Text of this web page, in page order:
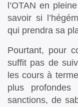
l’OTAN en
savoir si
qui prendra sa
Pourtant, pour
suffit pas de
les cours à
plus
sanctions, de